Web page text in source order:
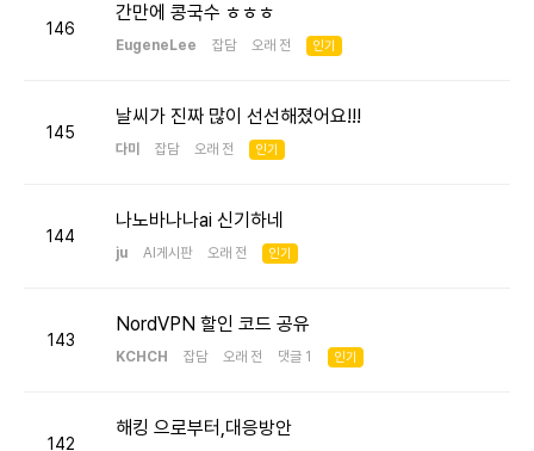
146
간만에 콩국수 ㅎㅎㅎ
EugeneLee 잡담 오래 전 인기
145
날씨가 진짜 많이 선선해졌어요!!!
다미 잡담 오래 전 인기
144
나노바나나ai 신기하네
ju AI게시판 오래 전 인기
143
NordVPN 할인 코드 공유
KCHCH 잡담 오래 전 댓글 1 인기
142
해킹 으로부터,대응방안